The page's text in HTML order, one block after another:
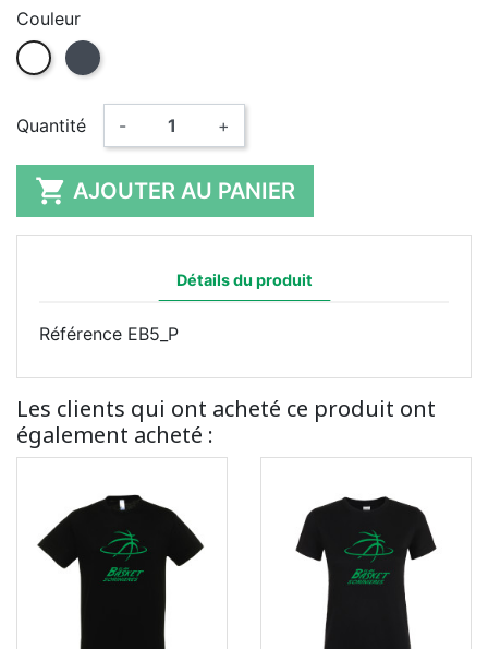
Couleur
Blanc Noir
Quantité - +
 AJOUTER AU PANIER
Détails du produit
Référence EB5_P
Les clients qui ont acheté ce produit ont
également acheté :